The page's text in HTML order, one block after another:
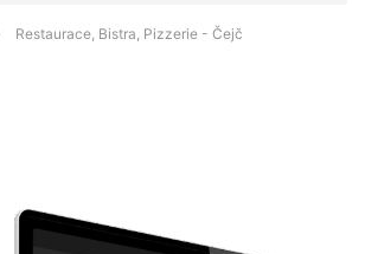
Restaurace, Bistra, Pizzerie - Čejč